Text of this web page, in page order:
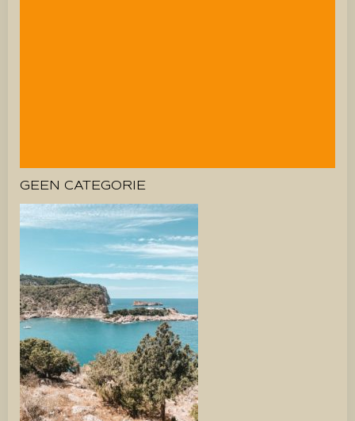
GEEN CATEGORIE